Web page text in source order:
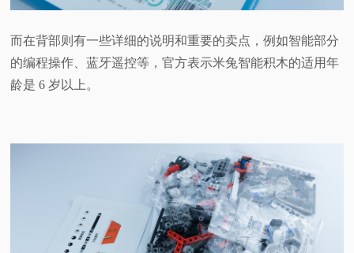
而在背部则有一些详细的说明和重要的卖点，例如智能部分
的编程操作、蓝牙遥控等，官方表示米兔智能积木的适用年
龄是 6 岁以上。